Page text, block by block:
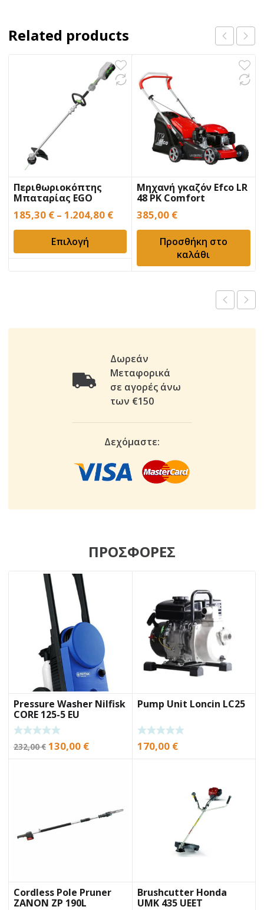
Related products
Περιθωριοκόπτης
Μπαταρίας EGO
ST1300E-S
185,30 € – 1.204,80 €
Επιλογή
Μηχανή γκαζόν Efco LR
48 PK Comfort
385,00 €
Προσθήκη στο
καλάθι
Δωρεάν
Μεταφορικά
σε αγορές άνω
των €150
Δεχόμαστε:
ΠΡΟΣΦΟΡΕΣ
Pressure Washer Nilfisk
CORE 125-5 EU
232,00€ Original
130,00 €Current
Pump Unit Loncin LC25
170,00 €
Cordless Pole Pruner
ZANON ZP 190L
Brushcutter Honda
UMK 435 UEET